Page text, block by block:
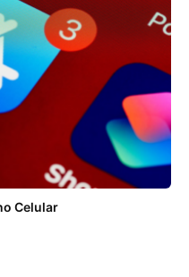
Celular